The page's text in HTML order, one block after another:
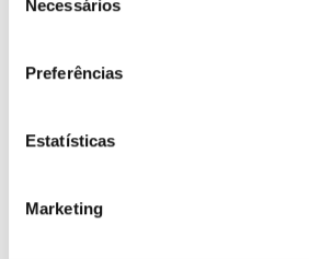
Necessários
Preferências
Estatísticas
Marketing
Box desde 1 a 15 m2